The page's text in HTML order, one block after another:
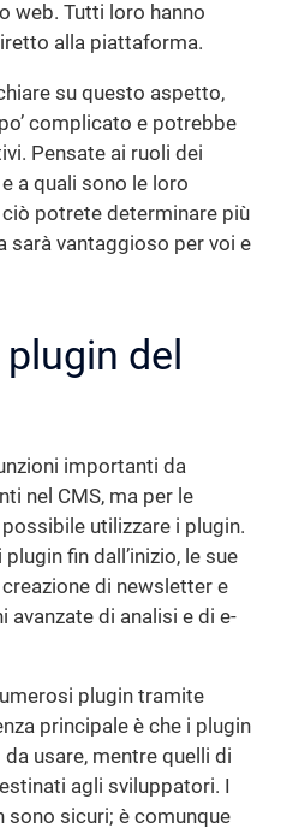
web. Tutti loro hanno
alla piattaforma.
su questo aspetto,
complicato e potrebbe
Pensate ai ruoli dei
a quali sono le loro
potrete determinare più
sarà vantaggioso per voi e
del
importanti da
nel CMS, ma per le
utilizzare i plugin.
fin dall’inizio, le sue
di newsletter e
avanzate di analisi e di e-
plugin tramite
principale è che i plugin
usare, mentre quelli di
agli sviluppatori. I
sono sicuri; è comunque